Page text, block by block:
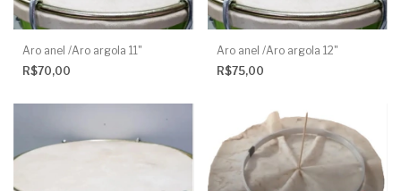
Aro anel /Aro argola 11"
R$70,00
Aro anel /Aro argola 12"
R$75,00